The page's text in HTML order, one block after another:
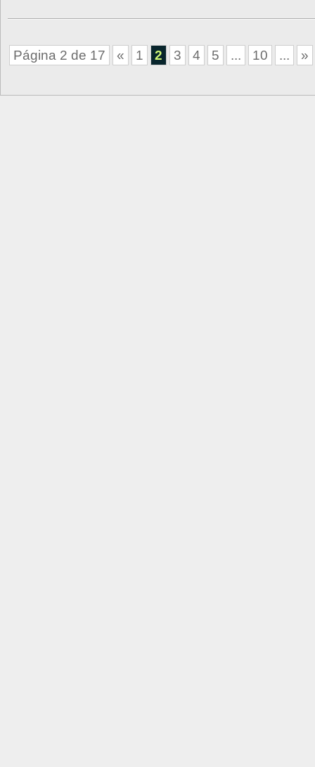
Página 2 de 17 « 1 2 3 4 5 ... 10 ... »